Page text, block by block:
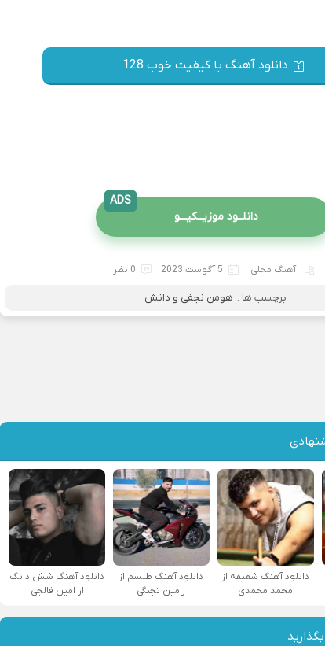
دانلود آهنگ با کیفیت خوب 128
دانلــود موزیــکیـــو
ADS
آهنگ محلی 5 آگوست 2023 0 نظر
برچسب ها : هومن نجفی و دانش
دانلود آهنگ شقیقه از
محمد محمدی
دانلود آهنگ طلسم از
رامین تجنگی
دانلود آهنگ شش دانگ
از امین فالجی